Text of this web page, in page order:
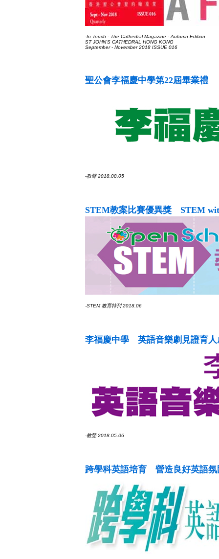
-In Touch - The Cathedral Magazine - Autumn Edition
ST JOHN'S CATHEDRAL HONG KONG
September - November 2018 ISSUE 016
聖公會李福慶中學第22屆畢業禮
-教聲 2018.08.05
STEM教案比賽優異獎 STEM
-STEM 教育特刊 2018.06
李福慶中學 英語音樂劇見證育人
-教聲 2018.05.06
跨學科英語培育 營造良好英語氛